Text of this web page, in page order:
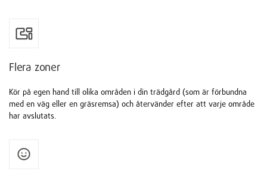
Flera zoner
Kör på egen hand till olika områden i din trädgård (som är förbundna
med en väg eller en gräsremsa) och återvänder efter att varje område
har avslutats.